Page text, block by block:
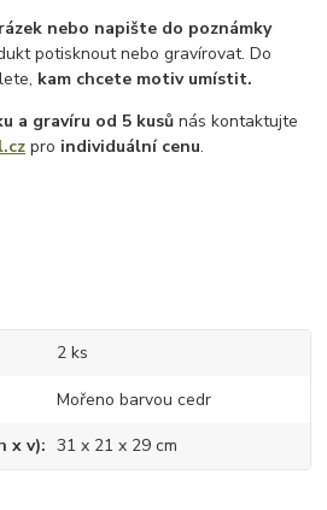
nebo napište do poznámky
potisknout nebo gravírovat. Do
kam chcete motiv umístit.
a gravíru od 5 kusů nás kontaktujte
pro individuální cenu.
2 ks
Mořeno barvou cedr
x v) 31 x 21 x 29 cm